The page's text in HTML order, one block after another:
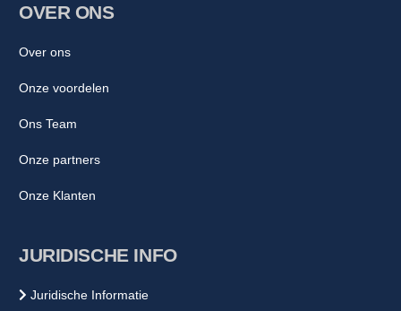
OVER ONS
Over ons
Onze voordelen
Ons Team
Onze partners
Onze Klanten
JURIDISCHE INFO
Juridische Informatie